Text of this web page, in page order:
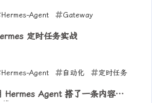
Hermes-Agent Gateway
Profile 定时任务实战
Hermes-Agent 自动化 定时任务
2026-06-21
Hermes Agent 搭了一条内容生